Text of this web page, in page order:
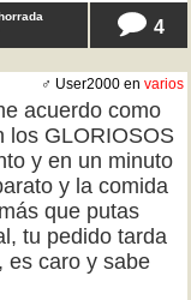
4
♂ User2000 en varios
acuerdo como
los GLORIOSOS
y en un minuto
y la comida
que putas
tu pedido tarda
es caro y sabe